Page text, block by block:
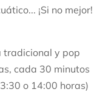
¡Si no mejor!
tradicional y pop
cada 30 minutos
o 14:00 horas)